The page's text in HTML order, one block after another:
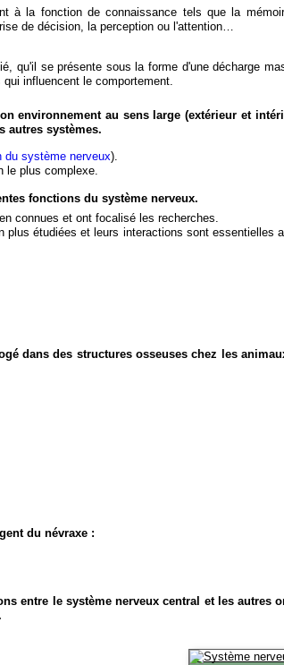
à la fonction de connaissance tels que la
de décision, la perception ou l'attention…
qu'il se présente sous la forme d'une décharge
influencent le comportement.
environnement au sens large (extérieur et
autres systèmes.
du système nerveux).
le plus complexe.
fonctions du système nerveux.
connues et ont focalisé les recherches.
étudiées et leurs interactions sont essentielles
dans des structures osseuses chez les
du névraxe :
entre le système nerveux central et les autres